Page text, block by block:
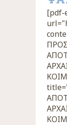
[pdf-